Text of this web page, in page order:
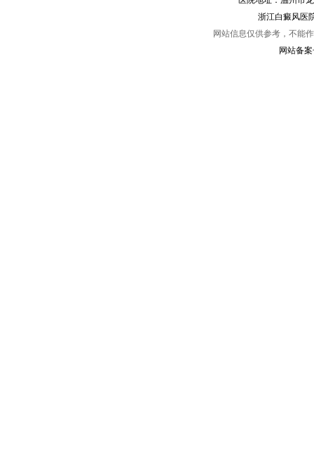
浙江白癜风医
网站信息仅供参考，不能
网站备